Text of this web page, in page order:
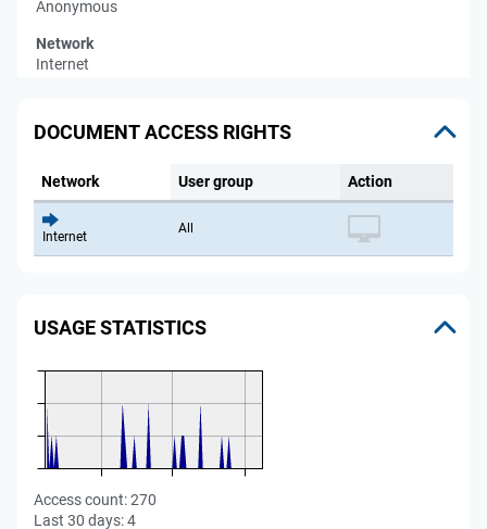
Anonymous
Network
Internet
DOCUMENT ACCESS RIGHTS
Network User group Action
Internet
All
USAGE STATISTICS
Access count:270
Last 30 days:4